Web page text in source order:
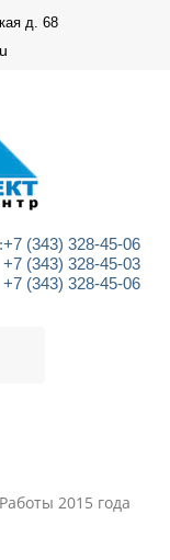
д. 68
+7 (343) 328-45-06
+7 (343) 328-45-03
+7 (343) 328-45-06
Работы 2015 года